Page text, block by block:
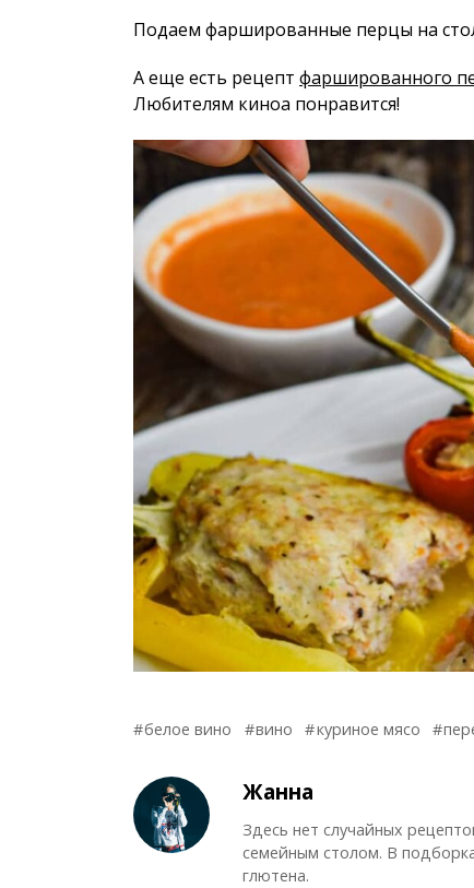
Подаем фаршированные перцы на
А еще есть рецепт фаршированного
Любителям киноа понравится!
белое вино вино куриное мясо
Жанна
Здесь нет случайных
семейным столом. В
глютена.